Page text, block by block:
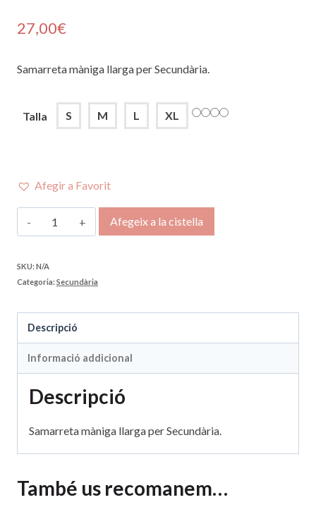
27,00€
Samarreta màniga llarga per Secundària.
Talla S M L XL
Afegir a Favorit
quantitat
de
Samarreta
màniga
Afegeix a la cistella
SKU:N/A
Categoria:Secundària
Descripció
Informació addicional
Descripció
Samarreta màniga llarga per Secundària.
També us recomanem…